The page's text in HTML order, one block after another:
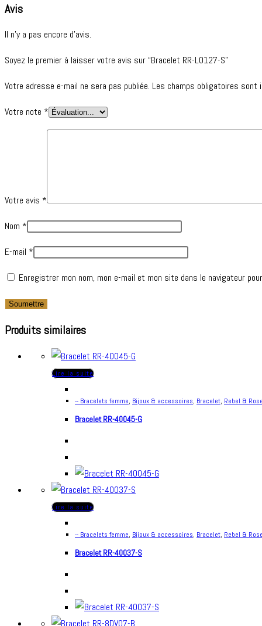
Avis
Il n’y a pas encore d’avis.
Soyez le premier à laisser votre avis sur “Bracelet RR-L0127-S”
Votre adresse e-mail ne sera pas publiée. Les champs obligatoires sont
Votre note *
Votre avis *
Nom *
E-mail *
Enregistrer mon nom, mon e-mail et mon site dans le navigateur
Produits similaires
Lire la suite
-- Bracelets femme, Bijoux & accessoires, Bracelet, Rebel &
Bracelet RR-40045-G
Lire la suite
-- Bracelets femme, Bijoux & accessoires, Bracelet, Rebel &
Bracelet RR-40037-S